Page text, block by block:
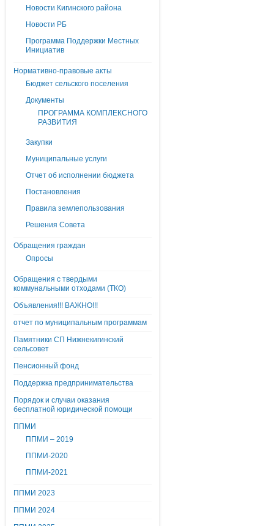
Новости Кигинского района
Новости РБ
Программа Поддержки Местных
Инициатив
Нормативно-правовые акты
Бюджет сельского поселения
Документы
ПРОГРАММА КОМПЛЕКСНОГО
РАЗВИТИЯ
Закупки
Муниципальные услуги
Отчет об исполнении бюджета
Постановления
Правила землепользования
Решения Совета
Обращения граждан
Опросы
Обращения с твердыми
коммунальными отходами (ТКО)
Объявления!!! ВАЖНО!!!
отчет по муниципальным программам
Памятники СП Нижнекигинский
сельсовет
Пенсионный фонд
Поддержка предпринимательства
Порядок и случаи оказания
бесплатной юридической помощи
ППМИ
ППМИ – 2019
ППМИ-2020
ППМИ-2021
ППМИ 2023
ППМИ 2024